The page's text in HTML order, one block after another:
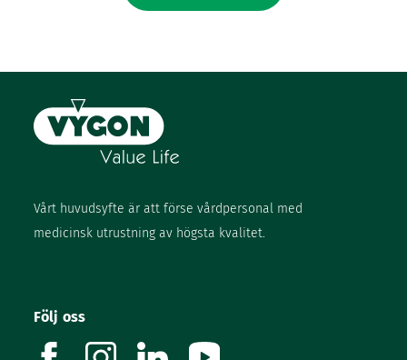
Vårt huvudsyfte är att förse vårdpersonal med
medicinsk utrustning av högsta kvalitet.
Följ oss
facebookinstagramlinkedin